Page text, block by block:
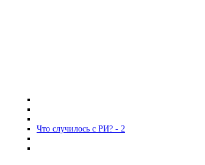
Что случилось с РИ? - 2